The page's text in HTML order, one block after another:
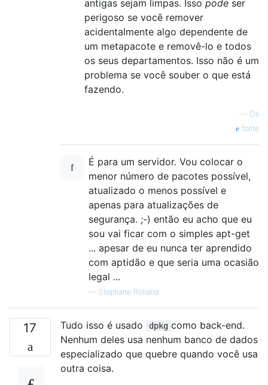
antigas sejam limpas. Isso pode ser
perigoso se você remover
acidentalmente algo dependente de
um metapacote e removê-lo e todos
os seus departamentos. Isso não é um
problema se você souber o que está
fazendo.
— Oli
fonte
É para um servidor. Vou colocar o
menor número de pacotes possível,
atualizado o menos possível e
apenas para atualizações de
segurança. ;-) então eu acho que eu
sou vai ficar com o simples apt-get
... apesar de eu nunca ter aprendido
com aptidão e que seria uma ocasião
legal ...
— Stephane Rolland
17 Tudo isso é usado dpkg como back-end.
Nenhum deles usa nenhum banco de dados
especializado que quebre quando você usa
outra coisa.